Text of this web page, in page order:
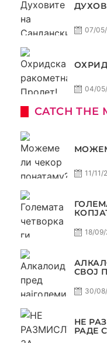
07/
04/
CATCH THE
11/11/
18/
СВОЈ
30/
НЕ
РАДЕ